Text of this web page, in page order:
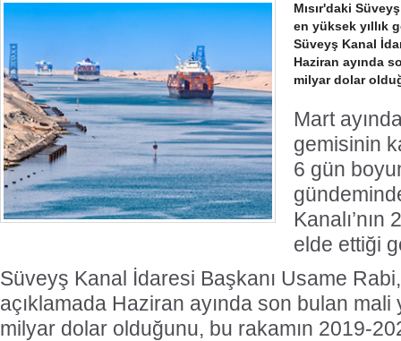
Mısır'daki
en yüksek yıllık
Süveyş Kanal
Haziran ayında
milyar dolar
Mart
gemisinin
6 gün
elde ettiği
Süveyş Kanal İdaresi Başkanı Usame Rabi,
açıklamada Haziran ayında son bulan mali
milyar dolar olduğunu, bu rakamın 2019-